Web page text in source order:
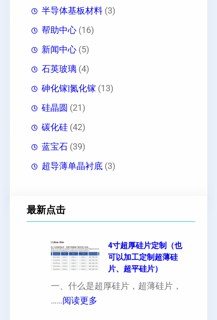
半导体基板材料 (3)
帮助中心 (16)
新闻中心 (5)
石英玻璃 (4)
砷化镓|氮化镓 (13)
硅晶圆 (21)
碳化硅 (42)
蓝宝石 (39)
超导薄单晶衬底 (3)
最新点击
4寸超厚硅片定制（也
可以加工定制超薄硅
片、超平硅片）
一、什么是超厚硅片，超薄硅片，
……阅读更多